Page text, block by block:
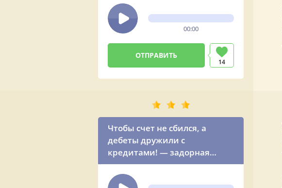
00:00
14
Чтобы счет не сбился, а
дебеты дружили с
кредитами! — задорная
песня-поздравление от
женщины